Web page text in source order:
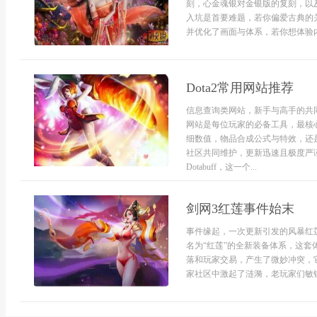
刻，心金魂银对金银版的复刻，
入坑是首要难题，若你偏爱古典
并优化了画面与体系，若你想体
Dota2常用网站推荐
信息查询类网站，新手与高手的
网站是每位玩家的必备工具，最
细数值，物品合成公式与特效，
社区共同维护，更新迅速且极度
Dotabuff，这一个...
剑网3红莲事件始末
事件缘起，一次更新引发的风暴
名为“红莲”的全新装备体系，这
落和玩家交易，产生了微妙冲突
家社区中激起了涟漪，老玩家们敏